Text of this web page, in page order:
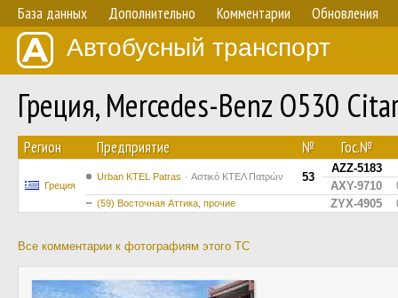
База данных Дополнительно Комментарии Обновления
Автобусный транспорт
Греция, Mercedes-Benz O530
Регион Предприятие № Гос.№
Греция
Urban KTEL Patras Αστικό ΚΤΕΛ Πατρών 53
AZZ-5183
AXY-9710
(59) Восточная Аттика, прочие ZYX-4905
Все комментарии к фотографиям этого ТС